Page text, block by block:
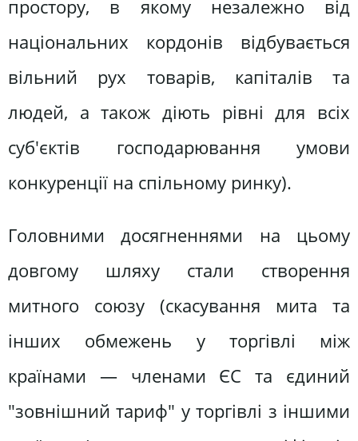
простору, в якому незалежно від
національних кордонів відбувається
вільний рух товарів, капіталів та
людей, а також діють рівні для всіх
суб'єктів господарювання умови
конкуренції на спільному ринку).
Головними досягненнями на цьому
довгому шляху стали створення
митного союзу (скасування мита та
інших обмежень у торгівлі між
країнами — членами ЄС та єдиний
"зовнішний тариф" у торгівлі з іншими